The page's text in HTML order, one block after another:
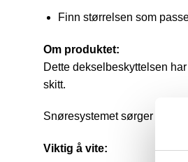
Finn størrelsen som
Om produktet:
Dette dekselbeskyttelsen
skitt.
Snøresystemet sørger for at
Viktig å vite: